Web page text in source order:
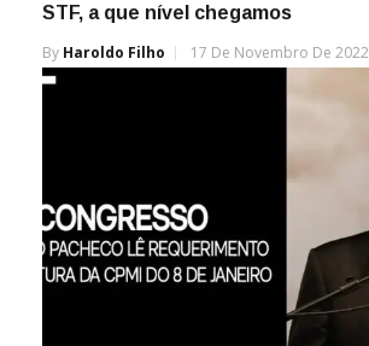
STF, a que nível chegamos
By Haroldo Filho 17 De Novembro De 2022